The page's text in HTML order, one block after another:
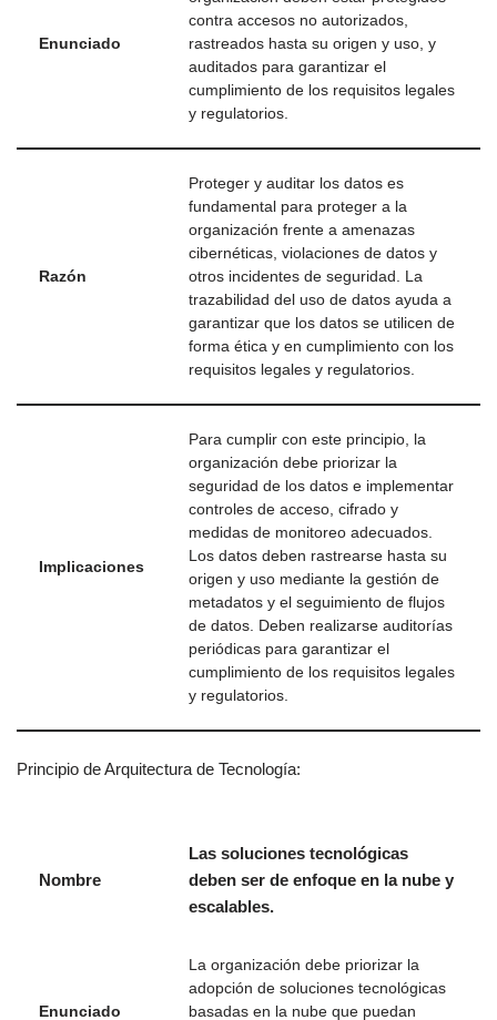
Enunciado
contra accesos no autorizados,
rastreados hasta su origen y uso, y
auditados para garantizar el
cumplimiento de los requisitos legales
y regulatorios.
Razón
Proteger y auditar los datos es
fundamental para proteger a la
organización frente a amenazas
cibernéticas, violaciones de datos y
otros incidentes de seguridad. La
trazabilidad del uso de datos ayuda a
garantizar que los datos se utilicen de
forma ética y en cumplimiento con los
requisitos legales y regulatorios.
Implicaciones
Para cumplir con este principio, la
organización debe priorizar la
seguridad de los datos e implementar
controles de acceso, cifrado y
medidas de monitoreo adecuados.
Los datos deben rastrearse hasta su
origen y uso mediante la gestión de
metadatos y el seguimiento de flujos
de datos. Deben realizarse auditorías
periódicas para garantizar el
cumplimiento de los requisitos legales
y regulatorios.
Principio de Arquitectura de Tecnología:
Nombre
Las soluciones tecnológicas
deben ser de enfoque en la nube y
escalables.
Enunciado
La organización debe priorizar la
adopción de soluciones tecnológicas
basadas en la nube que puedan